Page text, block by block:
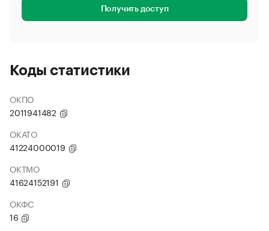
Получить доступ
Коды статистики
ОКПО
2011941482
ОКАТО
41224000019
ОКТМО
41624152191
ОКФС
16